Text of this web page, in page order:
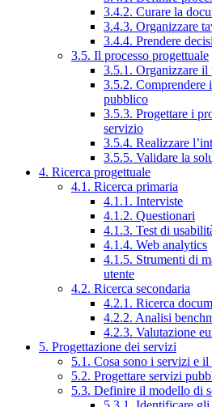
3.4.2. Curare la
3.4.3. Organizzare
3.4.4. Prendere
3.5. Il processo progettuale
3.5.1. Organizzare il
3.5.2. Comprendere
pubblico
3.5.3. Progettare i
servizio
3.5.4. Realizzare
3.5.5. Validare la
4. Ricerca progettuale
4.1. Ricerca primaria
4.1.1. Interviste
4.1.2. Questionari
4.1.3. Test di
4.1.4. Web analytics
4.1.5. Strumenti di
utente
4.2. Ricerca secondaria
4.2.1. Ricerca
4.2.2. Analisi
4.2.3. Valutazione
5. Progettazione dei servizi
5.1. Cosa sono i servizi e il
5.2. Progettare servizi
5.3. Definire il modello di